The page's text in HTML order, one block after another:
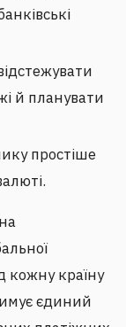
й планувати
простіше
кожну країну
єдиний